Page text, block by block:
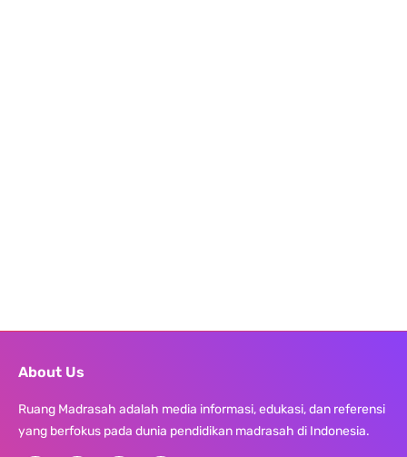
About Us
Ruang Madrasah adalah media informasi, edukasi, dan referensi
yang berfokus pada dunia pendidikan madrasah di Indonesia.